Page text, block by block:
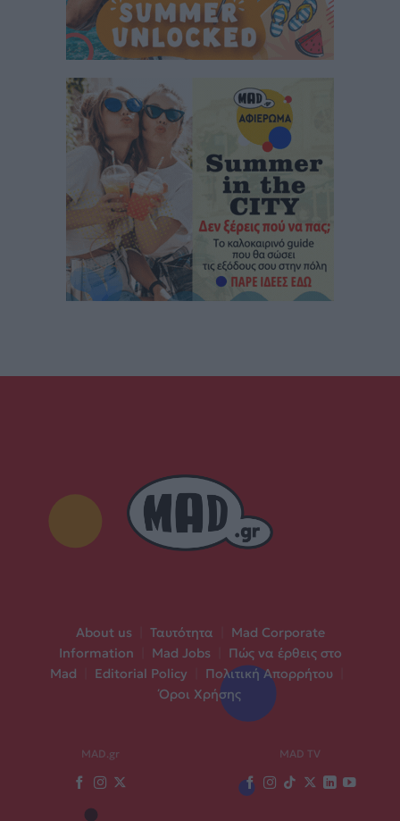
About us Ταυτότητα
Mad Corporate
Information
Mad Jobs
Πώς να έρθεις στο
Mad
Editorial Policy Πολιτική Απορρήτου
Όροι Χρήσης
MAD.gr MAD TV